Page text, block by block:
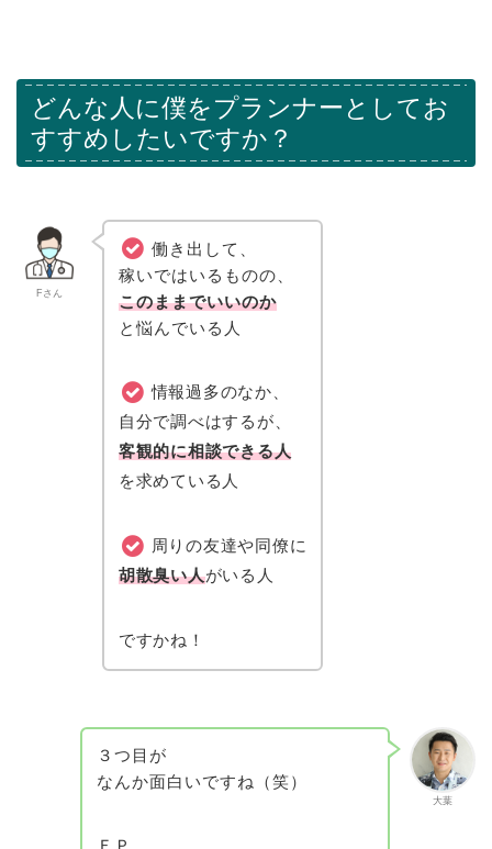
どんな人に僕をプランナーとしてお
すすめしたいですか？
Fさん
働き出して、
稼いではいるものの、
このままでいいのか
と悩んでいる人
情報過多のなか、
自分で調べはするが、
客観的に相談できる人
を求めている人
周りの友達や同僚に
胡散臭い人がいる人
ですかね！
大葉
３つ目が
なんか面白いですね（笑）